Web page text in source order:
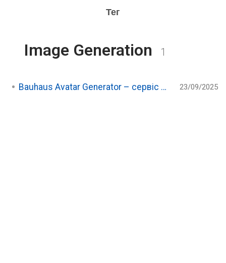
Тег
Image Generation 1
Bauhaus Avatar Generator – сервіс для генерації автарів-плейсхолдерів 23/09/2025